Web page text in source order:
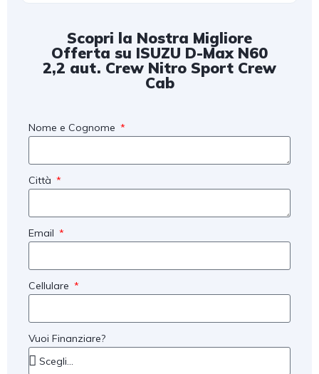
Scopri la Nostra Migliore
Offerta su ISUZU D-Max N60
2,2 aut. Crew Nitro Sport Crew
Cab
Nome e Cognome
Città
Email
Cellulare
Vuoi Finanziare?